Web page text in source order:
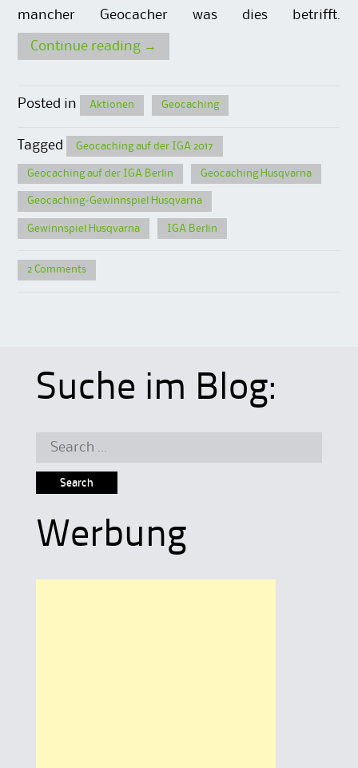
mancher Geocacher was dies betrifft.
Continue reading →
Posted in Aktionen Geocaching
Tagged Geocaching auf der IGA 2017
Geocaching auf der IGA Berlin Geocaching Husqvarna
Geocaching-Gewinnspiel Husqvarna
Gewinnspiel Husqvarna IGA Berlin
2 Comments
Suche im Blog:
Search
Werbung